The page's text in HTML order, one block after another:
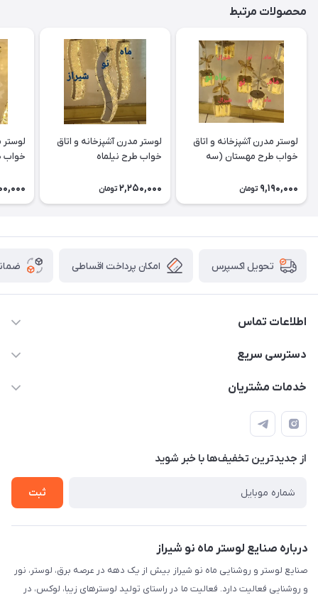
محصولات مرتبط
لوستر مدرن آشپزخانه و اتاق
خواب طرح مهستان (سه
9,190,000 تومان
لوستر مدرن آشپزخانه و اتاق
خواب طرح نیلماه
2,250,000 تومان
لوستر
خواب
تحویل اکسپرس امکان پرداخت اقساطی
اطلاعات تماس
09171115348
طبقه همکف واحد 131
دسترسی سریع
مجله فروشگاه
درباره ما
تماس با ما
خدمات مشتریان
قوانین و مقررات
حریم خصوصی
راهنما
از جدید‌ترین تخفیف‌ها با‌ خبر شوید
ثبت
درباره صنایع لوستر ماه نو شیراز
صنایع لوستر و روشنایی ماه نو شیراز بیش از یک دهه در عرصه برق، لوستر، نور
و روشنایی فعالیت دارد. فعالیت ما در راستای تولید لوسترهای زیبا، لوکس، در